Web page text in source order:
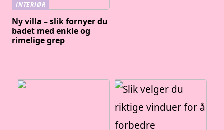
INTERIØR
Ny villa – slik fornyer du
badet med enkle og
rimelige grep